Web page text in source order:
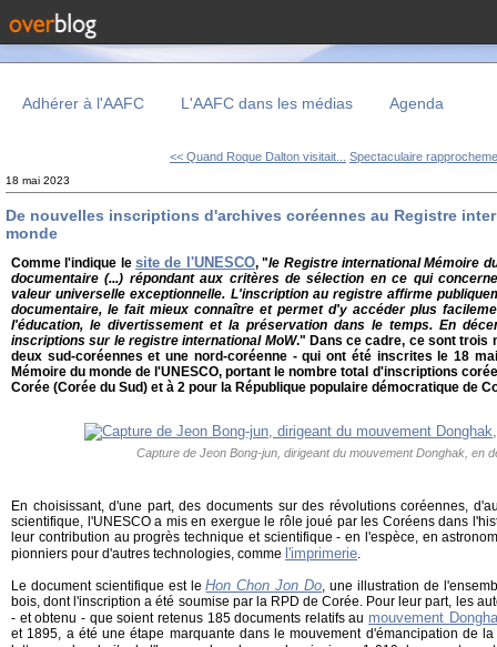
Adhérer à l'AAFC L'AAFC dans les médias Agenda
<< Quand Roque Dalton visitait... Spectaculaire
18 mai 2023
De nouvelles inscriptions d'archives coréennes au Registre
monde
Comme l'indique lesite de l'UNESCO, "le Registre international Mémoire
documentaire (...) répondant aux critères de sélection en ce qui
valeur universelle exceptionnelle. L'inscription au registre affirme
documentaire, le fait mieux connaître et permet d'y accéder plus
l'éducation, le divertissement et la préservation dans le temps. En
inscriptions sur le registre international MoW." Dans ce cadre, ce sont trois
deux sud-coréennes et une nord-coréenne - qui ont été inscrites le 18
Mémoire du monde de l'UNESCO, portant le nombre total d'inscriptions
Corée (Corée du Sud) et à 2 pour la République populaire démocratique de
Capture de Jeon Bong-jun, dirigeant du mouvement Donghak, en
En choisissant, d'une part, des documents sur des révolutions coréennes,
scientifique, l'UNESCO a mis en exergue le rôle joué par les Coréens dans
leur contribution au progrès technique et scientifique - en l'espèce, en
pionniers pour d'autres technologies, comme l'imprimerie.
Le document scientifique est leHon Chon Jon Do, une illustration de
bois, dont l'inscription a été soumise par la RPD de Corée. Pour leur part, les
- et obtenu - que soient retenus 185 documents relatifs au mouvement
et 1895, a été une étape marquante dans le mouvement d'émancipation de